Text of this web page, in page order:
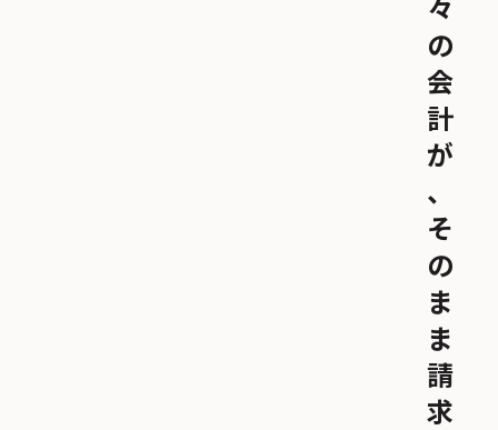
々
の
会
計
が
、
そ
の
ま
ま
請
求